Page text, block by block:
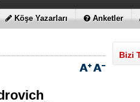
EDİLDİLER
DOLARLIK EKONOMİK
Köşe Yazarları Anketler
Bizi